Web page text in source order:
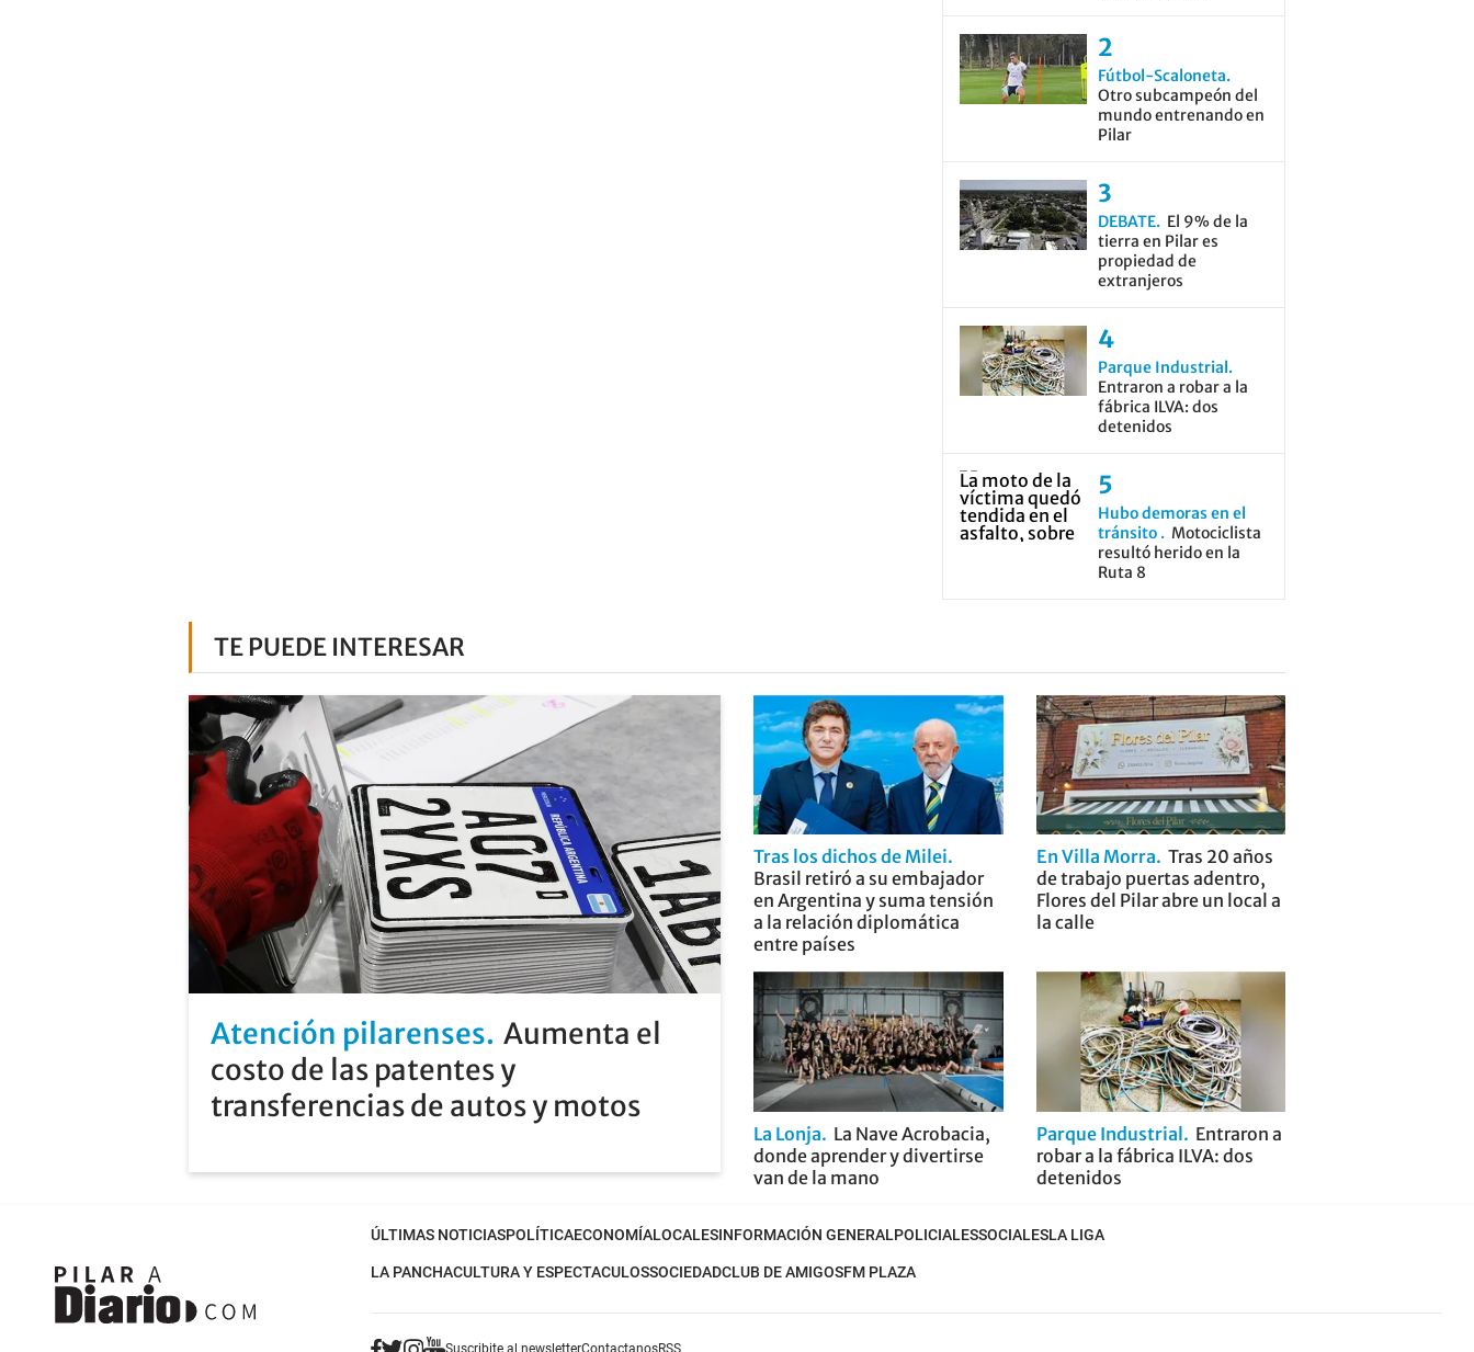
Fútbol-Scaloneta
Otro subcampeón del
mundo entrenando en
Pilar
DEBATE
El 9% de la
tierra en Pilar es
propiedad de
extranjeros
Parque Industrial
Entraron a robar a la
fábrica ILVA: dos
detenidos
Hubo demoras en el
tránsito
Motociclista
resultó herido en la
Ruta 8
TE PUEDE INTERESAR
Atención pilarenses Aumenta el
costo de las patentes y
transferencias de autos y motos
Tras los dichos de Milei
Brasil retiró a su embajador
en Argentina y suma tensión
a la relación diplomática
entre países
En Villa Morra Tras 20 años
de trabajo puertas adentro,
Flores del Pilar abre un local a
la calle
La Lonja
La Nave Acrobacia,
donde aprender y divertirse
van de la mano
Parque Industrial
Entraron a
robar a la fábrica ILVA: dos
detenidos
ÚLTIMAS NOTICIASPOLÍTICAECONOMÍALOCALESINFORMACIÓN GENERALPOLICIALESSOCIALESLA LIGA
LA PANCHACULTURA Y ESPECTACULOSSOCIEDADCLUB DE AMIGOSFM PLAZA